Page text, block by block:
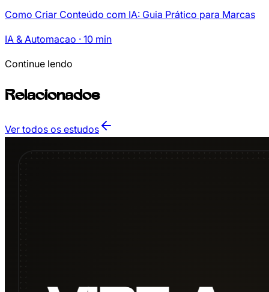
Como Criar Conteúdo com IA: Guia Prático para Marcas
IA & Automacao · 10 min
Continue lendo
Relacionados
Ver todos os estudos